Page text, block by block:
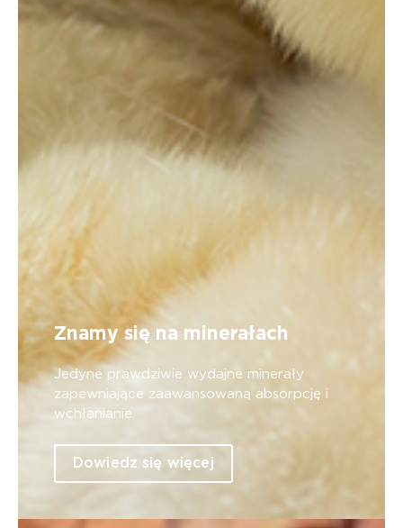
Znamy się na minerałach
Jedyne prawdziwie wydajne minerały
zapewniające zaawansowaną absorpcję i
wchłanianie.
Dowiedz się więcej